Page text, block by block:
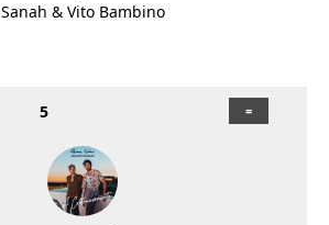
Sanah & Vito Bambino
5